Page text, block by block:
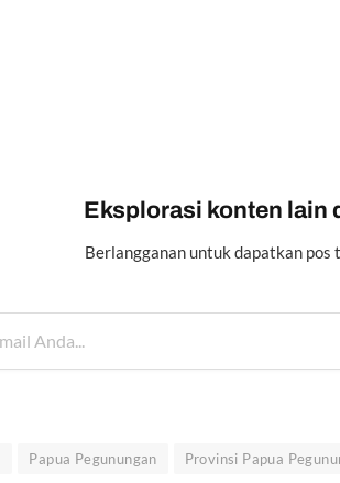
Eksplorasi konten lain
Berlangganan untuk dapatkan pos
Papua Pegunungan Provinsi Papua